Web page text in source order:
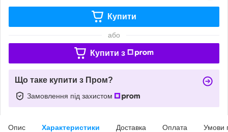
Купити
або
Купити з
Що таке купити з Пром?
Замовлення під захистом
Опис Характеристики Доставка Оплата Умови